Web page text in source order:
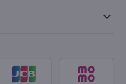
keyboard_arrow_down